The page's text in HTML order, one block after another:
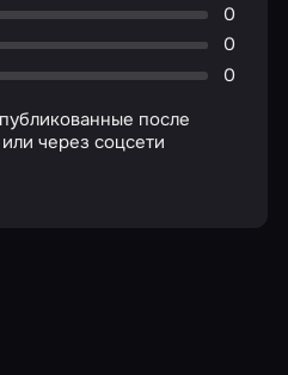
0
0
0
после
через соцсети